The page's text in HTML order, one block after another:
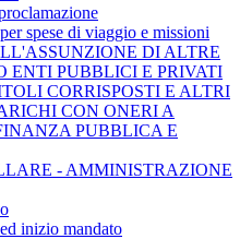
spese di viaggio e missioni
DI ALTRE
ENTI PUBBLICI E PRIVATI
CORRISPOSTI E ALTRI
CON ONERI A
PUBBLICA E
- AMMINISTRAZIONE
inizio mandato